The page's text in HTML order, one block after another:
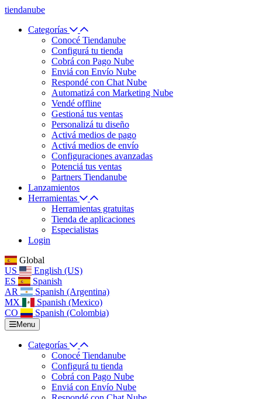
tiendanube
Categorías
Conocé Tiendanube
Configurá tu tienda
Cobrá con Pago Nube
Enviá con Envío Nube
Respondé con Chat Nube
Automatizá con Marketing Nube
Vendé offline
Gestioná tus ventas
Personalizá tu diseño
Activá medios de pago
Activá medios de envío
Configuraciones avanzadas
Potenciá tus ventas
Partners Tiendanube
Lanzamientos
Herramientas
Herramientas gratuitas
Tienda de aplicaciones
Especialistas
Login
Global
US
English (US)
ES
Spanish
AR
Spanish (Argentina)
MX
Spanish (Mexico)
CO
Spanish (Colombia)
Menu
Categorías
Conocé Tiendanube
Configurá tu tienda
Cobrá con Pago Nube
Enviá con Envío Nube